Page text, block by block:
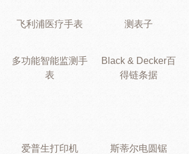
飞利浦医疗手表 测表子
多功能智能监测手
表
Black & Decker百
得链条据
爱普生打印机 斯蒂尔电圆锯